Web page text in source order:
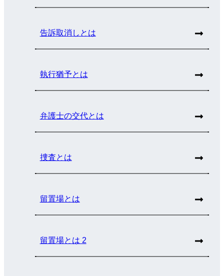
告訴取消しとは
執行猶予とは
弁護士の交代とは
捜査とは
留置場とは
留置場とは 2